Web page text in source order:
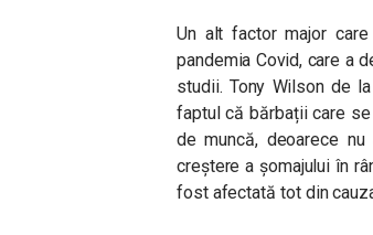
Un alt factor major
pandemia Covid, care a
studii. Tony Wilson de
faptul că bărbații care
de muncă, deoarece
creștere a șomajului în
fost afectată tot din